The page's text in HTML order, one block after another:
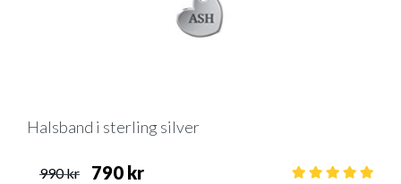
Halsband i sterling silver
990 kr 790 kr